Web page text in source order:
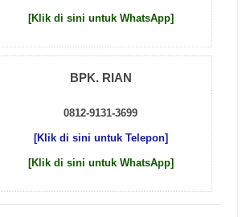
[Klik di sini untuk WhatsApp]
BPK. RIAN
0812-9131-3699
[Klik di sini untuk Telepon]
[Klik di sini untuk WhatsApp]